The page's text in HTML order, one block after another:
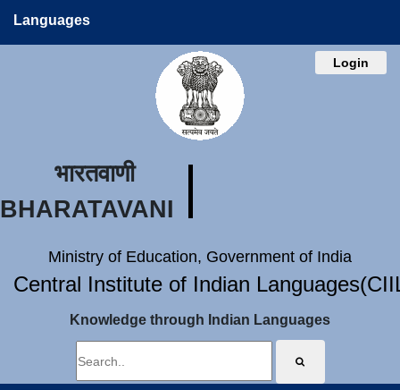
Languages
Login
भारतवाणी
BHARATAVANI
Ministry of Education, Government of India
Central Institute of Indian
Knowledge through Indian Languages